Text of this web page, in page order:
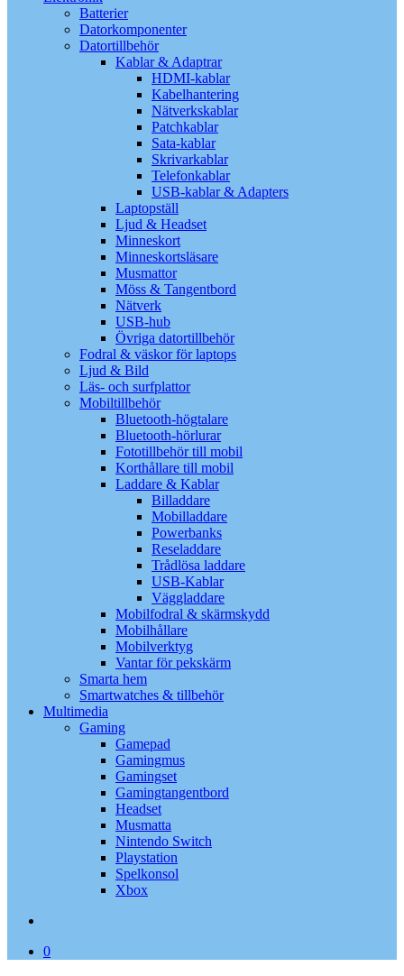
Batterier
Datorkomponenter
Datortillbehör
Kablar & Adaptrar
HDMI-kablar
Kabelhantering
Nätverkskablar
Patchkablar
Sata-kablar
Skrivarkablar
Telefonkablar
USB-kablar & Adapters
Laptopställ
Ljud & Headset
Minneskort
Minneskortsläsare
Musmattor
Möss & Tangentbord
Nätverk
USB-hub
Övriga datortillbehör
Fodral & väskor för laptops
Ljud & Bild
Läs- och surfplattor
Mobiltillbehör
Bluetooth-högtalare
Bluetooth-hörlurar
Fototillbehör till mobil
Korthållare till mobil
Laddare & Kablar
Billaddare
Mobilladdare
Powerbanks
Reseladdare
Trådlösa laddare
USB-Kablar
Väggladdare
Mobilfodral & skärmskydd
Mobilhållare
Mobilverktyg
Vantar för pekskärm
Smarta hem
Smartwatches & tillbehör
Multimedia
Gaming
Gamepad
Gamingmus
Gamingset
Gamingtangentbord
Headset
Musmatta
Nintendo Switch
Playstation
Spelkonsol
Xbox
0